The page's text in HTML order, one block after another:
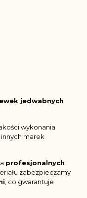
jedwabnych
wykonania
marek
profesjonalnych
zabezpieczamy
, co gwarantuje